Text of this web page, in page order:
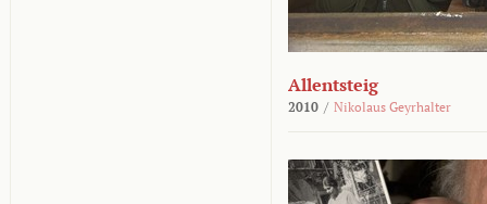
Allentsteig
2010 / Nikolaus Geyrhalter